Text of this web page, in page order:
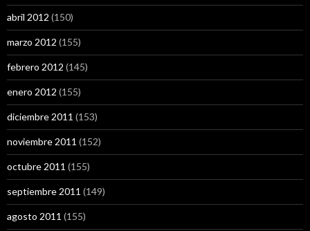
abril 2012 (150)
marzo 2012 (155)
febrero 2012 (145)
enero 2012 (155)
diciembre 2011 (153)
noviembre 2011 (152)
octubre 2011 (155)
septiembre 2011 (149)
agosto 2011 (155)